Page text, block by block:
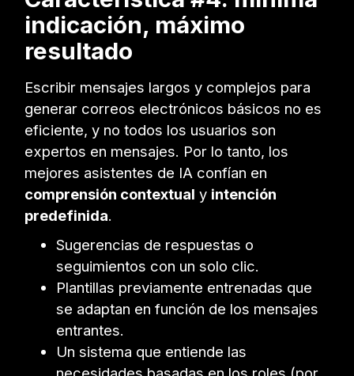
indicación, máximo
resultado
Escribir mensajes largos y complejos para
generar correos electrónicos básicos no es
eficiente, y no todos los usuarios son
expertos en mensajes. Por lo tanto, los
mejores asistentes de IA confían en
comprensión contextual y intención
predefinida.
Sugerencias de respuestas o
seguimientos con un solo clic.
Plantillas previamente entrenadas que
se adaptan en función de los mensajes
entrantes.
Un sistema que entiende las